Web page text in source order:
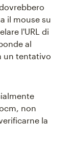
il mouse su
l'URL di
al
un tentativo
non
la